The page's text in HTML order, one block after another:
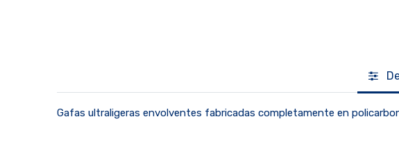
Gafas ultraligeras envolventes fabricadas completamente en